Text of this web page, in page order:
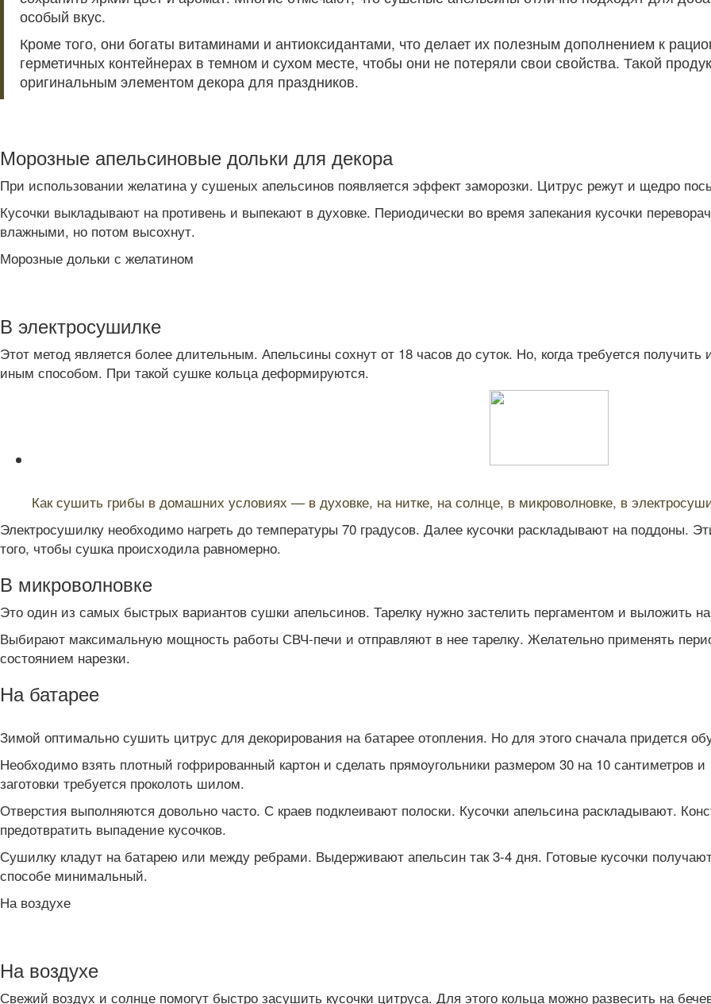
особый вкус.
Кроме того, они богаты витаминами и антиоксидантами, что делает их полезным дополнением к
герметичных контейнерах в темном и сухом месте, чтобы они не потеряли свои свойства. Такой
оригинальным элементом декора для праздников.
Морозные апельсиновые дольки для декора
При использовании желатина у сушеных апельсинов появляется эффект заморозки. Цитрус режут и щедро
Кусочки выкладывают на противень и выпекают в духовке. Периодически во время запекания кусочки
влажными, но потом высохнут.
Морозные дольки с желатином
В электросушилке
Этот метод является более длительным. Апельсины сохнут от 18 часов до суток. Но, когда требуется
иным способом. При такой сушке кольца деформируются.
Как сушить грибы в домашних условиях — в духовке, на нитке, на солнце, в микроволновке, в
Электросушилку необходимо нагреть до температуры 70 градусов. Далее кусочки раскладывают на поддоны.
того, чтобы сушка происходила равномерно.
В микроволновке
Это один из самых быстрых вариантов сушки апельсинов. Тарелку нужно застелить пергаментом и выложить
Выбирают максимальную мощность работы СВЧ-печи и отправляют в нее тарелку. Желательно применять
состоянием нарезки.
На батарее
Зимой оптимально сушить цитрус для декорирования на батарее отопления. Но для этого сначала придется
Необходимо взять плотный гофрированный картон и сделать прямоугольники размером 30 на 10 сантиметров
заготовки требуется проколоть шилом.
Отверстия выполняются довольно часто. С краев подклеивают полоски. Кусочки апельсина раскладывают.
предотвратить выпадение кусочков.
Сушилку кладут на батарею или между ребрами. Выдерживают апельсин так 3-4 дня. Готовые кусочки
способе минимальный.
На воздухе
На воздухе
Свежий воздух и солнце помогут быстро засушить кусочки цитруса. Для этого кольца можно развесить на